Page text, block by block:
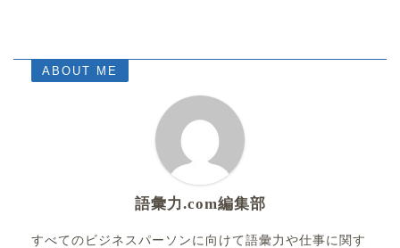
ABOUT ME
語彙力.com編集部
すべてのビジネスパーソンに向けて語彙力や仕事に関す